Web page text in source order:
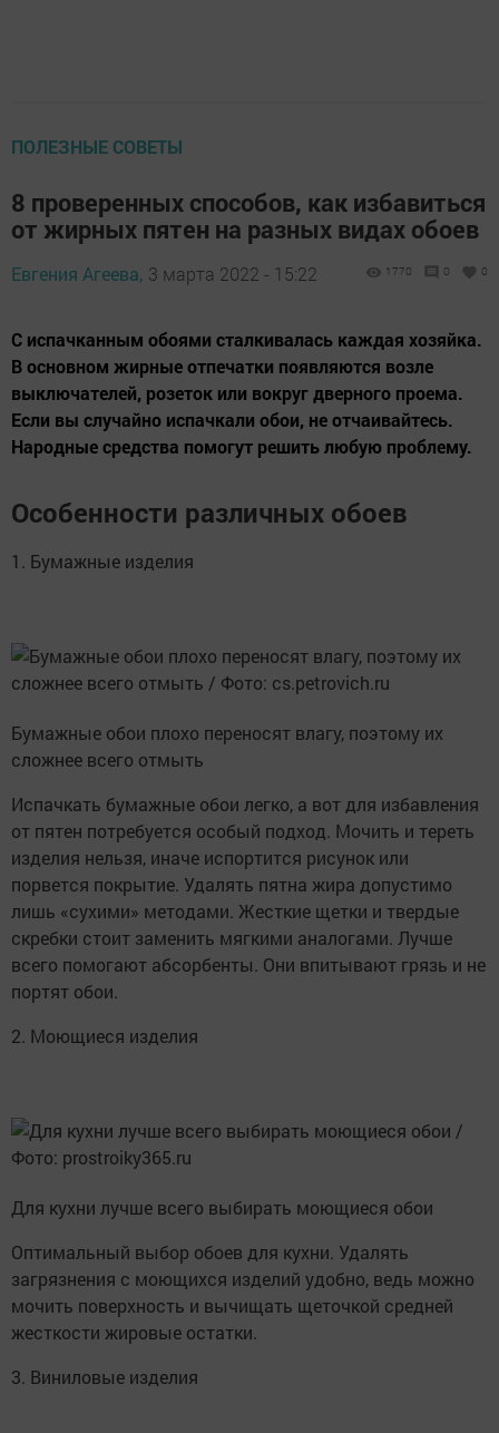
ПОЛЕЗНЫЕ СОВЕТЫ
8 проверенных способов, как избавиться
от жирных пятен на разных видах обоев
Евгения Агеева, 3 марта 2022 - 15:22 1770 0 0
С испачканным обоями сталкивалась каждая хозяйка.
В основном жирные отпечатки появляются возле
выключателей, розеток или вокруг дверного проема.
Если вы случайно испачкали обои, не отчаивайтесь.
Народные средства помогут решить любую проблему.
Особенности различных обоев
1. Бумажные изделия
Бумажные обои плохо переносят влагу, поэтому их
сложнее всего отмыть
Испачкать бумажные обои легко, а вот для избавления
от пятен потребуется особый подход. Мочить и тереть
изделия нельзя, иначе испортится рисунок или
порвется покрытие. Удалять пятна жира допустимо
лишь «сухими» методами. Жесткие щетки и твердые
скребки стоит заменить мягкими аналогами. Лучше
всего помогают абсорбенты. Они впитывают грязь и не
портят обои.
2. Моющиеся изделия
Для кухни лучше всего выбирать моющиеся обои
Оптимальный выбор обоев для кухни. Удалять
загрязнения с моющихся изделий удобно, ведь можно
мочить поверхность и вычищать щеточкой средней
жесткости жировые остатки.
3. Виниловые изделия